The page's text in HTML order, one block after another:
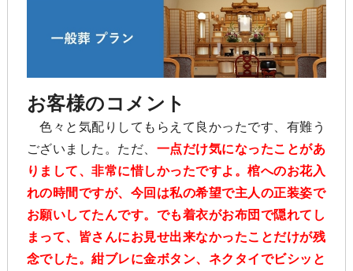
お客様のコメント
色々と気配りしてもらえて良かったです、有難う
ございました。ただ、 一点だけ気になったことがあ
りまして、非常に惜しかったですよ。棺へのお花入
れの時間ですが、今回は私の希望で主人の正装姿で
お願いしてたんです。でも着衣がお布団で隠れてし
まって、皆さんにお見せ出来なかったことだけが残
念でした。紺ブレに金ボタン、ネクタイでビシッと